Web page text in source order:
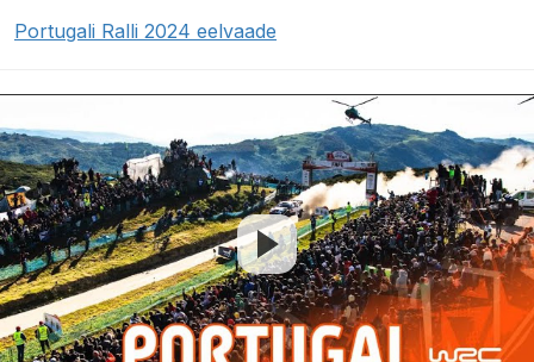
Portugali Ralli 2024 eelvaade